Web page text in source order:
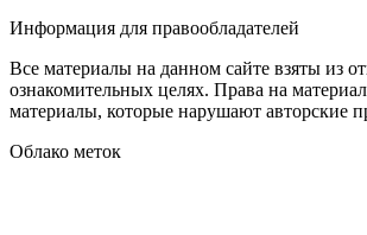
Информация для правообладателей
Все материалы на данном сайте взяты из
ознакомительных целях. Права на
материалы, которые нарушают авторские
Облако меток